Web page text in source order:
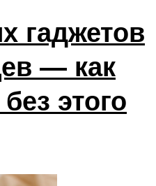
гаджетов
— как
этого